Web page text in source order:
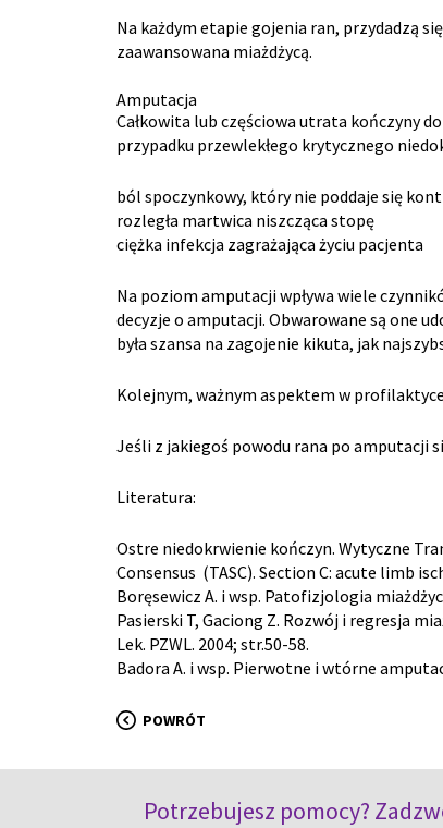
Na każdym etapie gojenia ran, przydadzą
zaawansowana miażdżycą.
Amputacja
Całkowita lub częściowa utrata kończyny
przypadku przewlekłego krytycznego
ból spoczynkowy, który nie poddaje się
rozległa martwica niszcząca stopę
ciężka infekcja zagrażająca życiu pacjenta
Na poziom amputacji wpływa wiele
decyzje o amputacji. Obwarowane są one
była szansa na zagojenie kikuta, jak
Kolejnym, ważnym aspektem w
Jeśli z jakiegoś powodu rana po amputacji
Literatura:
Ostre niedokrwienie kończyn. Wytyczne
Consensus (TASC). Section C: acute limb
Boręsewicz A. i wsp. Patofizjologia
Pasierski T, Gaciong Z. Rozwój i regresja
Lek. PZWL. 2004; str.50-58.
Badora A. i wsp. Pierwotne i wtórne
POWRÓT
Potrzebujesz pomocy?